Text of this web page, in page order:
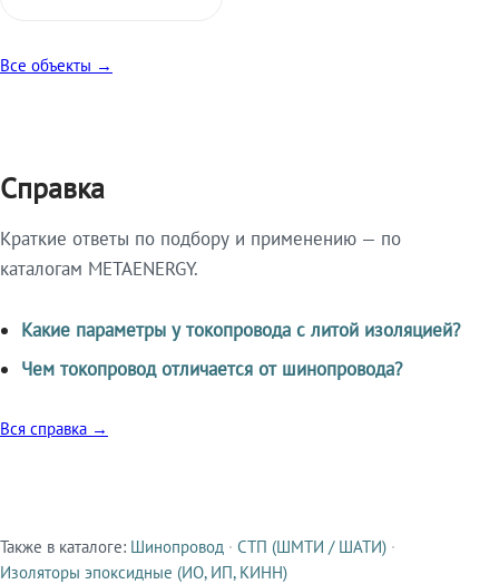
Все объекты →
Справка
Краткие ответы по подбору и применению — по
каталогам METAENERGY.
Какие параметры у токопровода с литой изоляцией?
Чем токопровод отличается от шинопровода?
Вся справка →
Смежные продукты
Также в каталоге: Шинопровод · СТП (ШМТИ / ШАТИ) ·
Изоляторы эпоксидные (ИО, ИП, КИНН)